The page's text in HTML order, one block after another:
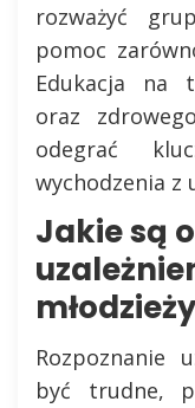
rozważyć
pomoc
Edukacja na
oraz
odegrać
wychodzenia z
Jakie są
Rozpoznanie
być trudne,